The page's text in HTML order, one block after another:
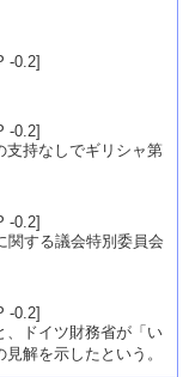
-0.2]
-0.2]
支持なしでギリシャ第
-0.2]
関する議会特別委員会
-0.2]
、ドイツ財務省が「い
解を示したという。